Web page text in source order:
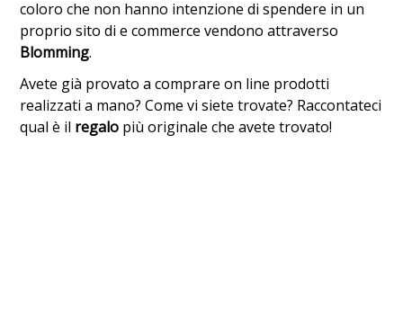
coloro che non hanno intenzione di spendere in un
proprio sito di e commerce vendono attraverso
Blomming.
Avete già provato a comprare on line prodotti
realizzati a mano? Come vi siete trovate? Raccontateci
qual è il regalo più originale che avete trovato!